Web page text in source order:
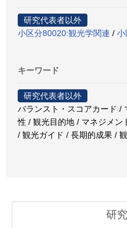
研究代表者以外
小区分80020:観光学関連 / 小
キーワード
研究代表者以外
バランスト・スコアカード /
性 / 観光目的地 / マネジメン
/ 観光ガイド / 長期的成果 /
研